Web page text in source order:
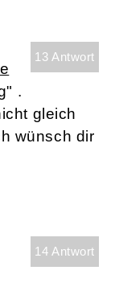
13 Antwort
.
gleich
wünsch dir
14 Antwort